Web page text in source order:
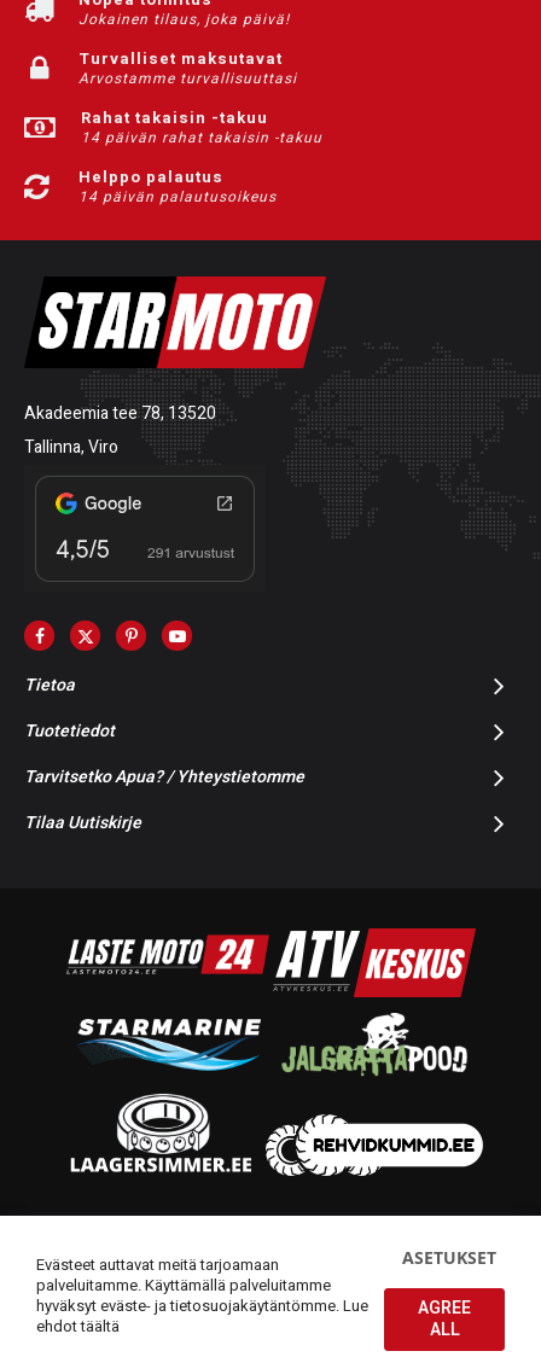
Jokainen tilaus, joka päivä!
Turvalliset maksutavat
Arvostamme turvallisuuttasi
Rahat takaisin -takuu
14 päivän rahat takaisin -takuu
Helppo palautus
14 päivän palautusoikeus
Akadeemia tee 78, 13520
Tallinna, Viro
Tietoa
Tuotetiedot
Tarvitsetko Apua? / Yhteystietomme
Tilaa Uutiskirje
Evästeet auttavat meitä tarjoamaan
palveluitamme. Käyttämällä palveluitamme
hyväksyt eväste- ja tietosuojakäytäntömme.Lue
ehdot täältä
ASETUKSET
AGREE
ALL